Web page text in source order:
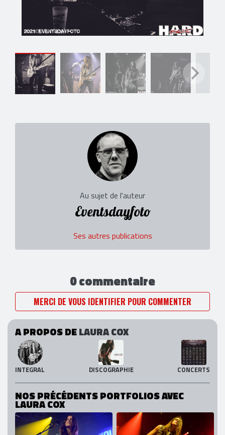
Au sujet de l'auteur
Eventsdayfoto
Ses autres publications
0 commentaire
MERCI DE VOUS IDENTIFIER POUR COMMENTER
A PROPOS DELAURA COX
INTEGRAL DISCOGRAPHIE CONCERTS
NOS PRÉCÉDENTS PORTFOLIOS AVEC
LAURA COX